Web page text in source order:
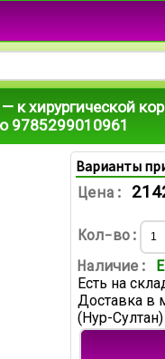
к хирургической
9785299010961
Варианты
Цена:
Кол-во:
Наличие:
Есть на
Доставка в
(Нур-